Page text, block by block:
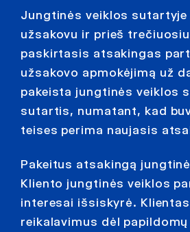
Jungtinės veiklos
užsakovu ir prieš
paskirtasis atsakingas
užsakovo apmokėjimą už
pakeista jungtinės veiklos
sutartis, numatant, kad
teises perima naujasis
Pakeitus atsakingą
Kliento jungtinės veiklos
interesai išsiskyrė.
reikalavimus dėl